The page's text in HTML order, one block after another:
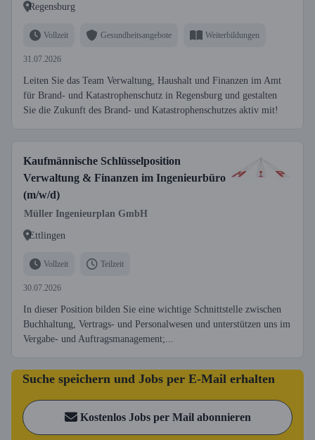
Regensburg
Vollzeit Gesundheitsangebote Weiterbildungen
31.07.2026
Leiten Sie das Team Verwaltung, Haushalt und Finanzen im Amt
für Brand- und Katastrophenschutz in Regensburg und gestalten
Sie die Zukunft des Brand- und Katastrophenschutzes aktiv mit!
Kaufmännische Schlüsselposition
Verwaltung & Finanzen im Ingenieurbüro
(m/w/d)
Müller Ingenieurplan GmbH
Ettlingen
Vollzeit Teilzeit
30.07.2026
In dieser Position bilden Sie eine wichtige Schnittstelle zwischen
Buchhaltung, Vertrags- und Personalwesen und unterstützen uns im
Vergabe- und Auftragsmanagement;...
Suche speichern und Jobs per E-Mail erhalten
Kostenlos Jobs per Mail abonnieren